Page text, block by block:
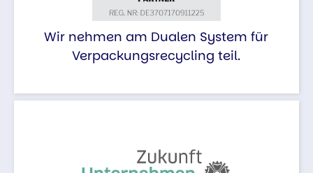
Wir nehmen am Dualen System für
Verpackungsrecycling teil.